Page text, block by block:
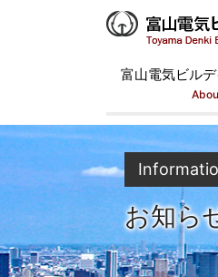
富山電気ビル
お知ら